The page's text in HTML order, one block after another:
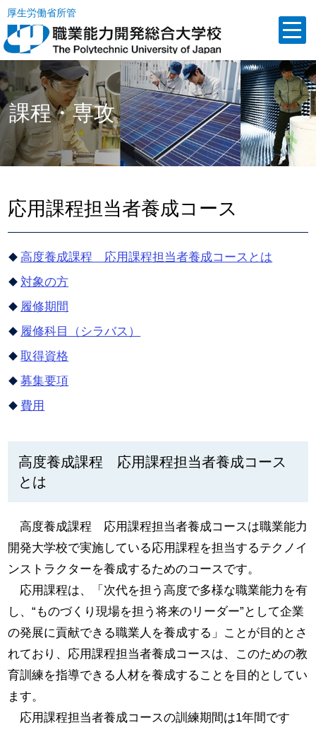
厚生労働省所管
課程・専攻
応用課程担当者養成コース
高度養成課程 応用課程担当者養成コースとは
対象の方
履修期間
履修科目（シラバス）
取得資格
募集要項
費用
高度養成課程 応用課程担当者養成コース
とは
高度養成課程 応用課程担当者養成コースは職業能力
開発大学校で実施している応用課程を担当するテクノイ
ンストラクターを養成するためのコースです。
応用課程は、「次代を担う高度で多様な職業能力を有
し、“ものづくり現場を担う将来のリーダー”として企業
の発展に貢献できる職業人を養成する」ことが目的とさ
れており、応用課程担当者養成コースは、このための教
育訓練を指導できる人材を養成することを目的としてい
ます。
応用課程担当者養成コースの訓練期間は1年間です